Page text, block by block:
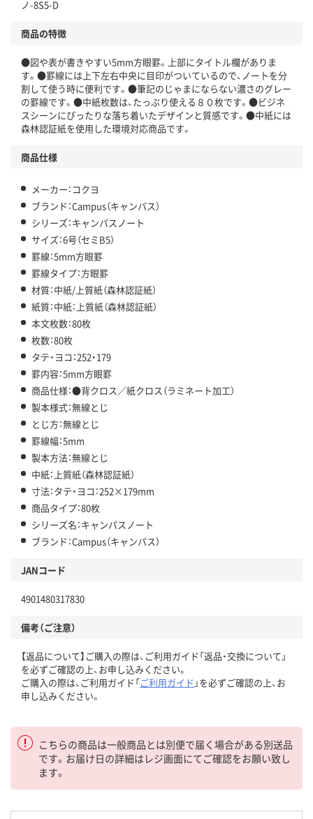
ノ-8S5-D
商品の特徴
●図や表が書きやすい5mm方眼罫。上部にタイトル欄がありま
す。●罫線には上下左右中央に目印がついているので、ノートを分
割して使う時に便利です。●筆記のじゃまにならない濃さのグレー
の罫線です。●中紙枚数は、たっぷり使える８０枚です。●ビジネ
スシーンにぴったりな落ち着いたデザインと質感です。●中紙には
森林認証紙を使用した環境対応商品です。
商品仕様
メーカー：コクヨ
ブランド：Campus（キャンパス）
シリーズ：キャンパスノート
サイズ：6号（セミB5）
罫線：5mm方眼罫
罫線タイプ：方眼罫
材質：中紙/上質紙（森林認証紙）
紙質：中紙：上質紙（森林認証紙）
本文枚数：80枚
枚数：80枚
タテ・ヨコ：252・179
罫内容：5mm方眼罫
商品仕様：●背クロス／紙クロス（ラミネート加工）
製本様式：無線とじ
とじ方：無線とじ
罫線幅：5mm
製本方法：無線とじ
中紙：上質紙（森林認証紙）
寸法：タテ・ヨコ：252×179mm
商品タイプ：80枚
シリーズ名：キャンパスノート
ブランド：Campus（キャンパス）
JANコード
4901480317830
備考（ご注意）
【返品について】ご購入の際は、ご利用ガイド「返品・交換について」
を必ずご確認の上、お申し込みください。
ご購入の際は、ご利用ガイド「ご利用ガイド 」を必ずご確認の上、お
申し込みください。
こちらの商品は一般商品とは別便で届く場合がある別送品
です。お届け日の詳細はレジ画面にてご確認をお願い致し
ます。